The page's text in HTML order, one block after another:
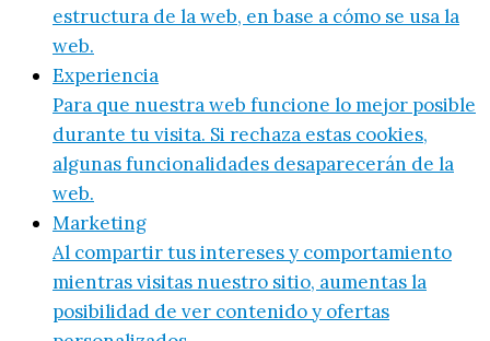
estructura de la web, en base a cómo se usa la
web.
Experiencia
Para que nuestra web funcione lo mejor posible
durante tu visita. Si rechaza estas cookies,
algunas funcionalidades desaparecerán de la
web.
Marketing
Al compartir tus intereses y comportamiento
mientras visitas nuestro sitio, aumentas la
posibilidad de ver contenido y ofertas